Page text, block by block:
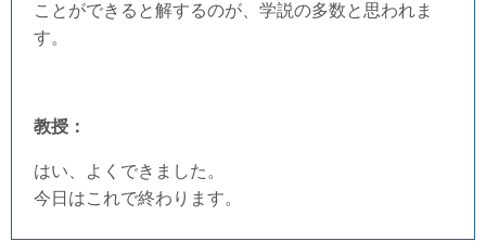
ことができると解するのが、学説の多数と思われま
す。
教授：
はい、よくできました。
今日はこれで終わります。